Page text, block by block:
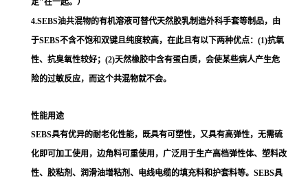
4.SEBS油共混物的有机溶液可替代天然胶乳制造外科手套等制品，由
于SEBS不含不饱和双键且纯度较高，在此且有以下两种优点：(1)抗氧
性、抗臭氧性较好；(2)天然橡胶中含有蛋白质，会使某些病人产生危
险的过敏反应，而这个共混物就不会。
性能用途
SEBS具有优异的耐老化性能，既具有可塑性，又具有高弹性，无需硫
化即可加工使用，边角料可重使用，广泛用于生产高档弹性体、塑料改
性、胶粘剂、润滑油增粘剂、电线电缆的填充料和护套料等。SEBS具